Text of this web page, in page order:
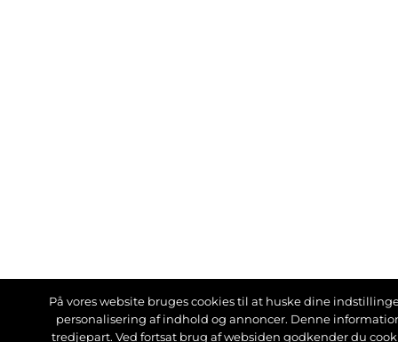
På vores website bruges cookies til at huske dine
personalisering af indhold og annoncer. Denne
tredjepart. Ved fortsat brug af websiden godkender du